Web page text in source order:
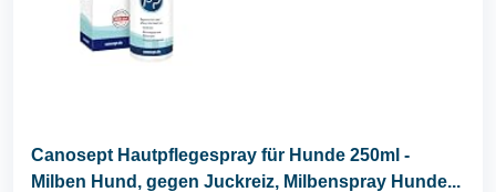
Canosept Hautpflegespray für Hunde 250ml -
Milben Hund, gegen Juckreiz, Milbenspray Hunde...